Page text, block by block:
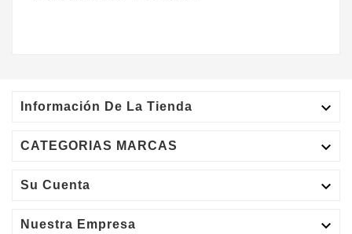
Información De La Tienda 
CATEGORIAS MARCAS 
Su Cuenta 
Nuestra Empresa 